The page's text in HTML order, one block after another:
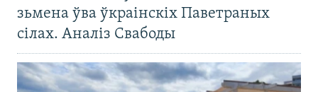
зьмена ўва ўкраінскіх Паветраных
сілах. Аналіз Свабоды